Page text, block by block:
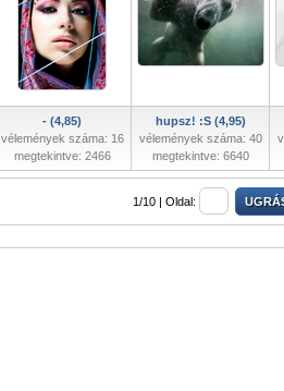
- (4,85)
vélemények száma: 16
megtekintve: 2466
hupsz! :S (4,95)
vélemények száma: 40
megtekintve: 6640
1/10 | Oldal: